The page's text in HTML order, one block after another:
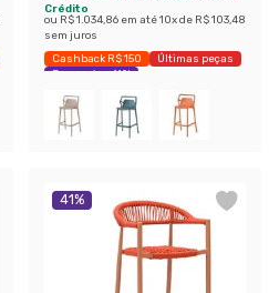
Crédito
ou R$ 1.034,86 em até10x de R$ 103,48
sem juros
Cashback R$ 150
Últimas peças
Economize 41%
41%